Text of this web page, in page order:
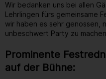
Wir bedanken uns bei allen
Lehrlingen fürs gemeinsame
wir haben es sehr genossen,
unbeschwert Party zu
Prominente
auf der Bühne: